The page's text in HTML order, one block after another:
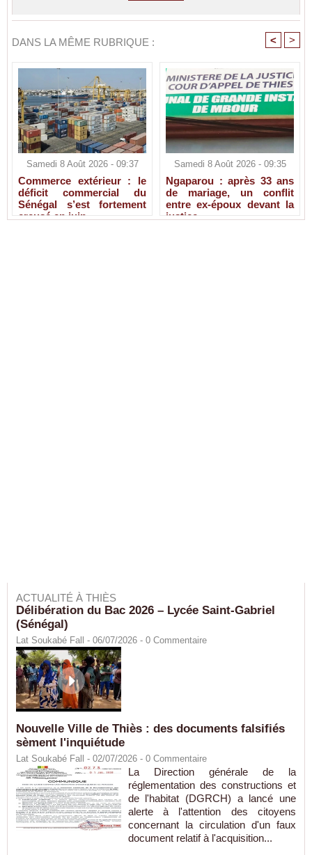
DANS LA MÊME RUBRIQUE : < >
Samedi 8 Août 2026 - 09:37
Commerce extérieur : le
déficit commercial du
Sénégal s’est fortement
creusé en juin
Samedi 8 Août 2026 - 09:35
Ngaparou : après 33 ans
de mariage, un conflit
entre ex-époux devant la
justice
ACTUALITÉ À THIÈS
Délibération du Bac 2026 – Lycée Saint-Gabriel
(Sénégal)
Lat Soukabé Fall - 06/07/2026 - 0 Commentaire
Nouvelle Ville de Thiès : des documents falsifiés
sèment l'inquiétude
Lat Soukabé Fall - 02/07/2026 - 0 Commentaire
La Direction générale de la
réglementation des constructions et
de l'habitat (DGRCH) a lancé une
alerte à l'attention des citoyens
concernant la circulation d'un faux
document relatif à l'acquisition...